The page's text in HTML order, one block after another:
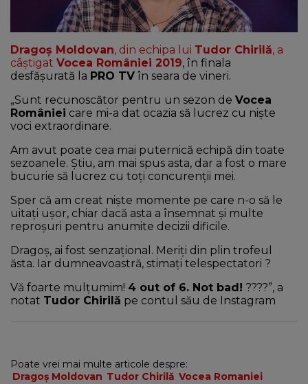
Dragoș Moldovan, din echipa lui Tudor Chirilă, a
câștigat Vocea României 2019, în finala
desfăşurată la PRO TV în seara de vineri.
„Sunt recunoscător pentru un sezon de Vocea
României care mi-a dat ocazia să lucrez cu niște
voci extraordinare.
Am avut poate cea mai puternică echipă din toate
sezoanele. Știu, am mai spus asta, dar a fost o mare
bucurie să lucrez cu toți concurenții mei.
Sper că am creat niște momente pe care n-o să le
uitați ușor, chiar dacă asta a însemnat și multe
reproșuri pentru anumite decizii dificile.
Dragoș, ai fost senzațional. Meriți din plin trofeul
ăsta. Iar dumneavoastră, stimați telespectatori ?
Vă foarte mulțumim! 4 out of 6. Not bad! ????”, a
notat Tudor Chirilă pe contul său de Instagram
Poate vrei mai multe articole despre:
Dragoș Moldovan Tudor Chirilă Vocea Romaniei